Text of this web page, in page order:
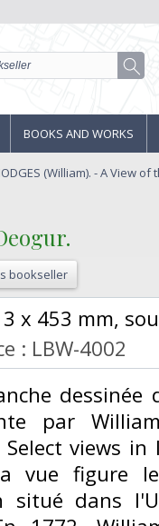
BOOKS AND WORKS
(William). - A View
bookseller
x 453 mm,
: LBW-4002
par
Select views
vue figure
situé dans